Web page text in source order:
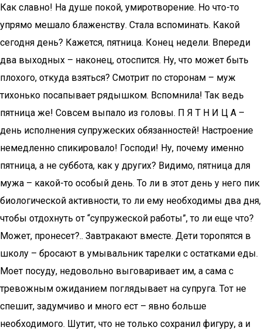
Как славно! На душе покой, умиротворение. Но что-то
упрямо мешало блаженству. Стала вспоминать. Какой
сегодня день? Кажется, пятница. Конец недели. Впереди
два выходных – наконец, отоспится. Ну, что может быть
плохого, откуда взяться? Смотрит по сторонам – муж
тихонько посапывает рядышком. Вспомнила! Так ведь
пятница же! Совсем выпало из головы. П Я Т Н И Ц А –
день исполнения супружеских обязанностей! Настроение
немедленно спикировало! Господи! Ну, почему именно
пятница, а не суббота, как у других? Видимо, пятница для
мужа – какой-то особый день. То ли в этот день у него пик
биологической активности, то ли ему необходимы два дня,
чтобы отдохнуть от “супружеской работы”, то ли еще что?
Может, пронесет?.. Завтракают вместе. Дети торопятся в
школу – бросают в умывальник тарелки с остатками еды.
Моет посуду, недовольно выговаривает им, а сама с
тревожным ожиданием поглядывает на супруга. Тот не
спешит, задумчиво и много ест – явно больше
необходимого. Шутит, что не только сохранил фигуру, а и